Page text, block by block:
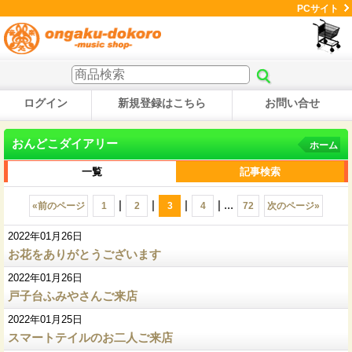
PCサイト
ログイン 新規登録はこちら お問い合せ
おんどこダイアリー ホーム
一覧 記事検索
«前のページ 1 | 2 | 3 | 4 | ... 72 次のページ»
2022年01月26日
お花をありがとうございます
2022年01月26日
戸子台ふみやさんご来店
2022年01月25日
スマートテイルのお二人ご来店